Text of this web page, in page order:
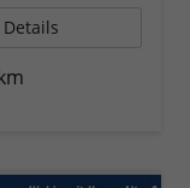
Details